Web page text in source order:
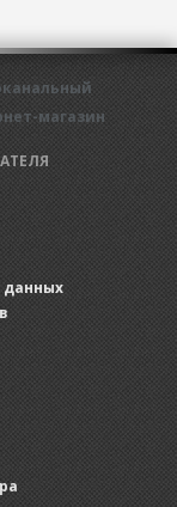
магазин
данных